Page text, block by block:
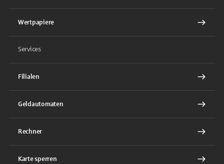
Wertpapiere
Services
Filialen
Geldautomaten
Rechner
Karte sperren